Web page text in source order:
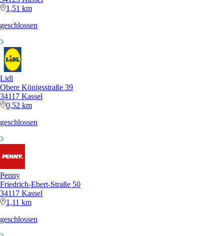
1,51 km
geschlossen
Lidl
Obere Königsstraße 39
34117 Kassel
0,52 km
geschlossen
Penny
Friedrich-Ebert-Straße 50
34117 Kassel
1,11 km
geschlossen